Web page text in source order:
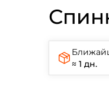
≈ 1 дн.